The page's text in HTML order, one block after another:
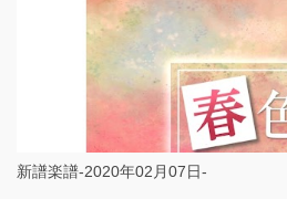
新譜楽譜-2020年02月07日-